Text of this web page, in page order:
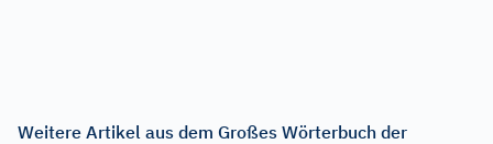
Weitere Artikel aus dem Großes Wörterbuch der